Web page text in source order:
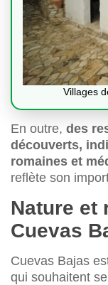
Villages
En outre, des
découverts,
romaines et
reflète son
Nature et
Cuevas
Cuevas Bajas
qui souhaitent